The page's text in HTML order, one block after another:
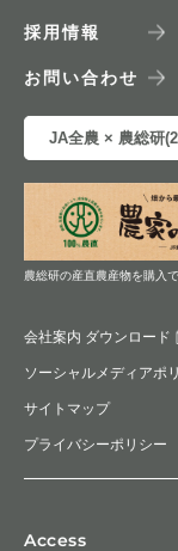
採用情報
お問い合わせ
JA全農 × 農総研
農総研の産直農産物を購入
会社案内 ダウンロード
ソーシャルメディアポ
サイトマップ
プライバシーポリシー
Access